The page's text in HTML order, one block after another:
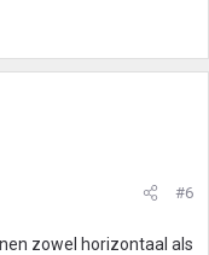
#6
zowel horizontaal als